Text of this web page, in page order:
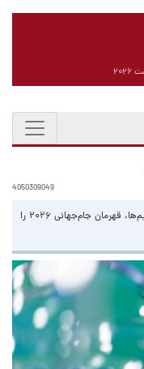
4050309049
یک مؤسسه آمریکایی با بررسی و تحلیل اطلاعات تیم‌ها، قهرمان جام‌جهانی ۲۰۲۶ را